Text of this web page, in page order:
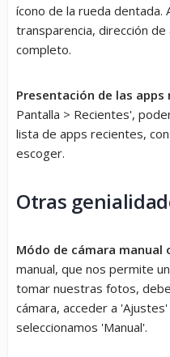
ícono de la rueda dentada.
transparencia, dirección
completo.
Presentación de las apps
Pantalla > Recientes',
lista de apps recientes,
escoger.
Otras
Módo de cámara manual
manual, que nos permite
tomar nuestras fotos,
cámara, acceder a
seleccionamos 'Manual'.